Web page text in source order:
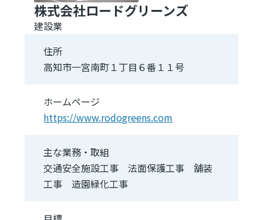
株式会社ロードグリーンズ
建設業
住所
高知市一宮南町１丁目６番１１号
ホームページ
https://www.rodogreens.com
主な業務・取組
交通安全施設工事 法面保護工事 舗装
工事 造園緑化工事